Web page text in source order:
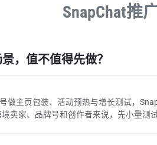
SnapChat推
，值不值得先做？
做主页包装、活动预热与增长测试，
卖家、品牌号和创作者来说，先小量测